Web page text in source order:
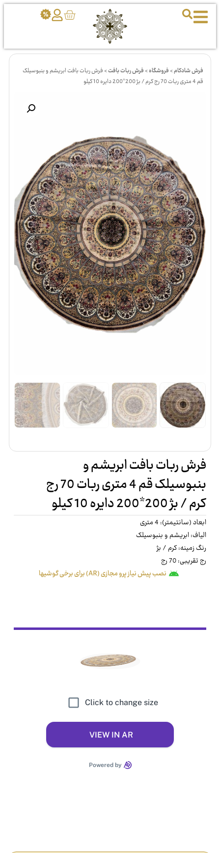
فرش شادکام>فروشگاه>فرش ربات بافت>فرش ربات بافت ابریشم و بنبوسیلک
قم 4 متری ربات 70 رج کرم / بژ 200*200 دایره 10 کیلو
فرش ربات بافت ابریشم و
بنبوسیلک قم 4 متری ربات 70 رج
کرم / بژ 200*200 دایره 10 کیلو
ابعاد (سانتیمتر): 4 متری
الیاف: ابریشم و بنبوسیلک
رنگ زمینه: کرم / بژ
رج تقریبی: 70 رج
نصب پیش نیاز پرو مجازی (AR) برای برخی گوشیها